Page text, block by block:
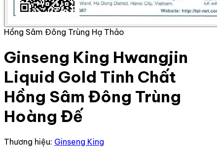
Hồng Sâm Đông Trùng Hạ Thảo
Ginseng King Hwangjin
Liquid Gold Tinh Chất
Hồng Sâm Đông Trùng
Hoàng Đế
Thương hiệu: Ginseng King